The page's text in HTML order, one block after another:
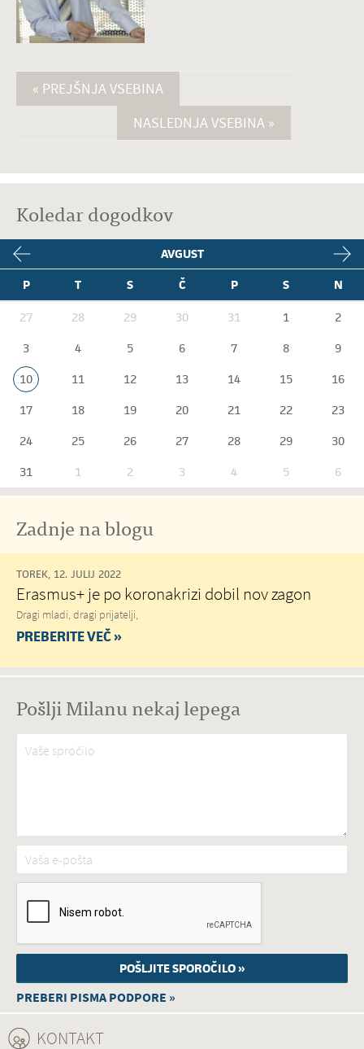
« PREJŠNJA VSEBINA
NASLEDNJA VSEBINA »
Koledar dogodkov
AVGUST
P
T S Č P S N
27 28 29 30 31 1
2
3
4 5 6 7 8
9
10
11 12 13 14 15
16
17
18 19 20 21 22
23
24
25 26 27 28 29
30
31
1 2 3 4 5 6
Zadnje na blogu
TOREK, 12. JULIJ 2022
Erasmus+ je po koronakrizi dobil nov zagon
Dragi mladi, dragi prijatelji,
PREBERITE VEČ »
Pošlji Milanu nekaj lepega
Vaše spročilo*
Vaša e-pošta*
PREBERI PISMA PODPORE »
KONTAKT